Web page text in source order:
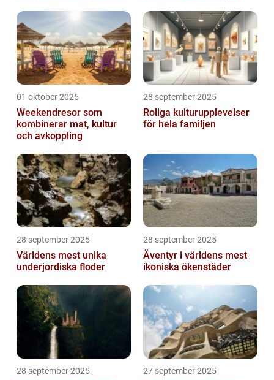
01 oktober 2025
Weekendresor som
kombinerar mat, kultur
och avkoppling
28 september 2025
Roliga kulturupplevelser
för hela familjen
28 september 2025
Världens mest unika
underjordiska floder
28 september 2025
Äventyr i världens mest
ikoniska ökenstäder
28 september 2025 27 september 2025